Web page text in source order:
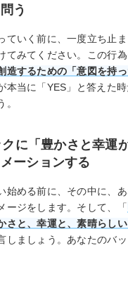
う
ていく前に、一度立ち止
てみてください。この行為
造するための「意図を持
本当に「YES」と答えた
に「豊かさと幸運
ーションする
始める前に、その中に、
ージをします。そして、「
さと、幸運と、素晴らし
しましょう。あなたのバ